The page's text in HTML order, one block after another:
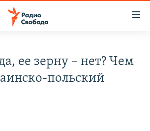
ее зерну – нет? Чем
польский